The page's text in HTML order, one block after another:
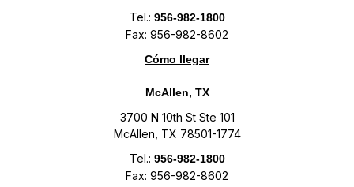
Tel.: 956-982-1800
Fax: 956-982-8602
Cómo llegar
McAllen, TX
3700 N 10th St Ste 101
McAllen, TX 78501-1774
Tel.: 956-982-1800
Fax: 956-982-8602